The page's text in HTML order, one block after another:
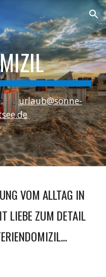
Skip to navigation
urlaub@sonne-
VOM ALLTAG IN
ZUM DETAIL A